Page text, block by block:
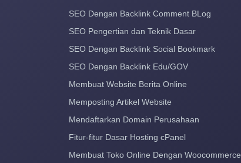
SEO Dengan Backlink Comment BLog
SEO Pengertian dan Teknik Dasar
SEO Dengan Backlink Social Bookmark
SEO Dengan Backlink Edu/GOV
Membuat Website Berita Online
Memposting Artikel Website
Mendaftarkan Domain Perusahaan
Fitur-fitur Dasar Hosting cPanel
Membuat Toko Online Dengan Woocommerce